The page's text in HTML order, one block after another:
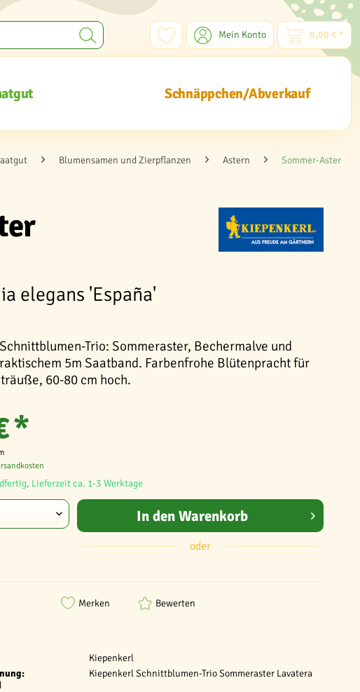
Mein Konto 0,00 € *
Schnäppchen/Abverkauf
Blumensamen und Zierpflanzen Astern Sommer-Aster
elegans 'España'
Trio: Sommeraster, Bechermalve und
5m Saatband. Farbenfrohe Blütenpracht für
60-80 cm hoch.
Kiepenkerl
Kiepenkerl Schnittblumen-Trio Sommeraster Lavatera
*
Lieferzeit ca. 1-3 Werktage
In den Warenkorb
oder
Merken Bewerten